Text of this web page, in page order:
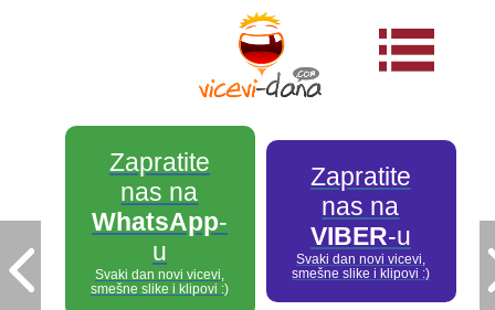
Zapratite
nas na
WhatsApp-
u
Svaki dan novi vicevi,
smešne slike i klipovi :)
Zapratite
nas na
VIBER-u
Svaki dan novi vicevi,
smešne slike i klipovi :)